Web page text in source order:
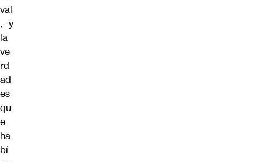
val
, y
la
ve
rd
ad
es
qu
e
ha
bí